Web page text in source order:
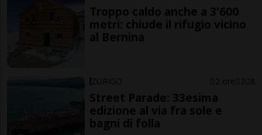
Troppo caldo anche a 3'600
metri: chiude il rifugio vicino
al Bernina
ZURIGO 2 ore 2 8
Street Parade: 33esima
edizione al via fra sole e
bagni di folla